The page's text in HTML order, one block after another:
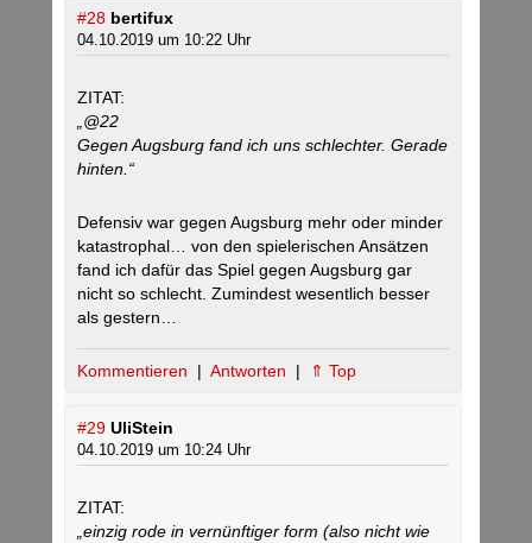
#28 bertifux
04.10.2019 um 10:22 Uhr
ZITAT:
„@22
Gegen Augsburg fand ich uns schlechter. Gerade
hinten.“
Defensiv war gegen Augsburg mehr oder minder
katastrophal… von den spielerischen Ansätzen
fand ich dafür das Spiel gegen Augsburg gar
nicht so schlecht. Zumindest wesentlich besser
als gestern…
Kommentieren | Antworten | ⇑ Top
#29 UliStein
04.10.2019 um 10:24 Uhr
ZITAT:
„einzig rode in vernünftiger form (also nicht wie